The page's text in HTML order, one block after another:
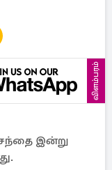
விளம்பரம்
சந்தை இன்று